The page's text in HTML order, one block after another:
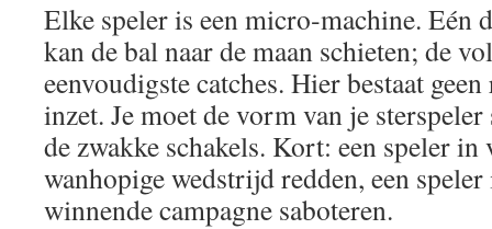
Elke speler is een micro‑machine. Eén
kan de bal naar de maan schieten; de
eenvoudigste catches. Hier bestaat
inzet. Je moet de vorm van je
de zwakke schakels. Kort: een speler in
wanhopige wedstrijd redden, een
winnende campagne saboteren.